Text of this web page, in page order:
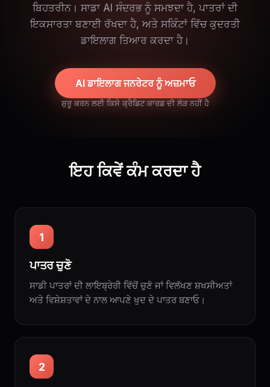
ਬਿਹਤਰੀਨ। ਸਾਡਾ AI ਸੰਦਰਭ ਨੂੰ ਸਮਝਦਾ ਹੈ, ਪਾਤਰਾਂ ਦੀ
ਇਕਸਾਰਤਾ ਬਣਾਈ ਰੱਖਦਾ ਹੈ, ਅਤੇ ਸਕਿੰਟਾਂ ਵਿੱਚ ਕੁਦਰਤੀ
ਡਾਇਲਾਗ ਤਿਆਰ ਕਰਦਾ ਹੈ।
AI ਡਾਇਲਾਗ ਜਨਰੇਟਰ ਨੂੰ ਅਜ਼ਮਾਓ
ਸ਼ੁਰੂ ਕਰਨ ਲਈ ਕਿਸੇ ਕ੍ਰੈਡਿਟ ਕਾਰਡ ਦੀ ਲੋੜ ਨਹੀਂ ਹੈ
ਇਹ ਕਿਵੇਂ ਕੰਮ ਕਰਦਾ ਹੈ
1
ਪਾਤਰ ਚੁਣੋ
ਸਾਡੀ ਪਾਤਰਾਂ ਦੀ ਲਾਇਬ੍ਰੇਰੀ ਵਿੱਚੋਂ ਚੁਣੋ ਜਾਂ ਵਿਲੱਖਣ ਸ਼ਖਸੀਅਤਾਂ
ਅਤੇ ਵਿਸ਼ੇਸ਼ਤਾਵਾਂ ਦੇ ਨਾਲ ਆਪਣੇ ਖੁਦ ਦੇ ਪਾਤਰ ਬਣਾਓ।
2